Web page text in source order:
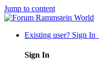
Jump to content
Existing user? Sign In
Sign In